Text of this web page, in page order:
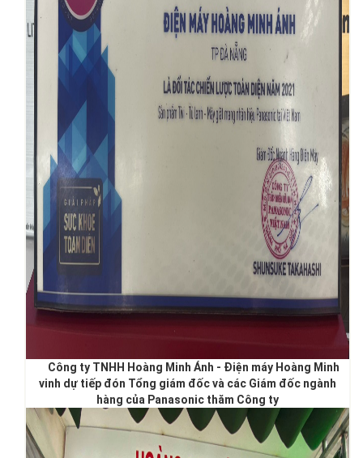
Công ty TNHH Hoàng Minh Ánh - Điện máy Hoàng Minh
vinh dự tiếp đón Tổng giám đốc và các Giám đốc ngành
hàng của Panasonic thăm Công ty